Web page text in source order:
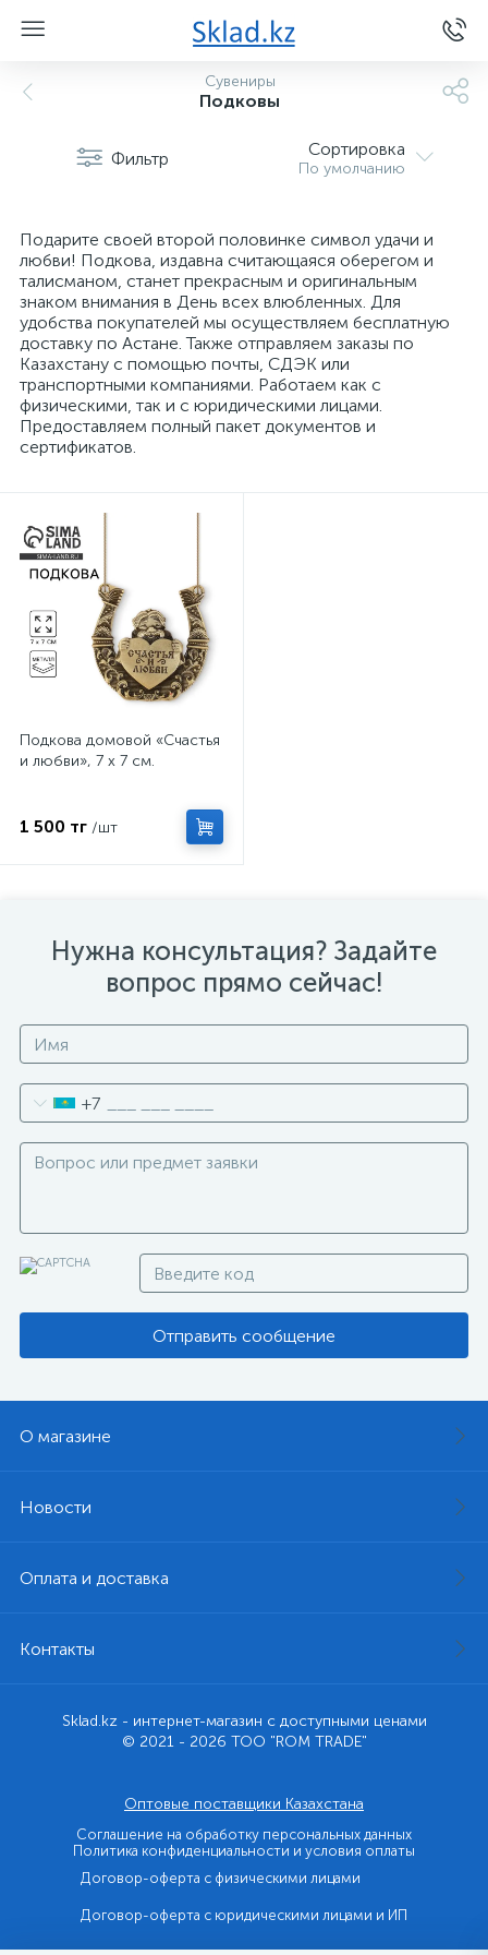
Сувениры
Подковы
Фильтр Сортировка
По умолчанию
Подарите своей второй половинке символ удачи и
любви! Подкова, издавна считающаяся оберегом и
талисманом, станет прекрасным и оригинальным
знаком внимания в День всех влюбленных. Для
удобства покупателей мы осуществляем бесплатную
доставку по Астане. Также отправляем заказы по
Казахстану с помощью почты, СДЭК или
транспортными компаниями. Работаем как с
физическими, так и с юридическими лицами.
Предоставляем полный пакет документов и
сертификатов.
Подкова домовой «Счастья
и любви», 7 х 7 см.
1 500 тг /шт
Нужна консультация? Задайте
вопрос прямо сейчас!
+7
Отправить сообщение
О магазине
Новости
Оплата и доставка
Контакты
Sklad.kz - интернет-магазин с доступными ценами
© 2021 - 2026 ТОО "ROM TRADE"
Оптовые поставщики Казахстана
Соглашение на обработку персональных данных
Политика конфиденциальности и условия оплаты
Договор-оферта с физическими лицами
Договор-оферта с юридическими лицами и ИП